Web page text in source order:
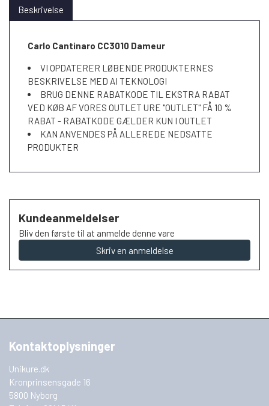
Beskrivelse
Carlo Cantinaro CC3010 Dameur
VI OPDATERER LØBENDE PRODUKTERNES
BESKRIVELSE MED AI TEKNOLOGI
BRUG DENNE RABATKODE TIL EKSTRA RABAT
VED KØB AF VORES OUTLET URE "OUTLET" FÅ 10 %
RABAT - RABATKODE GÆLDER KUN I OUTLET
KAN ANVENDES PÅ ALLEREDE NEDSATTE
PRODUKTER
Kundeanmeldelser
Bliv den første til at anmelde denne vare
Skriv en anmeldelse
Kontaktoplysninger
Unikure.dk
Kronprinsensgade 16
5800 Nyborg